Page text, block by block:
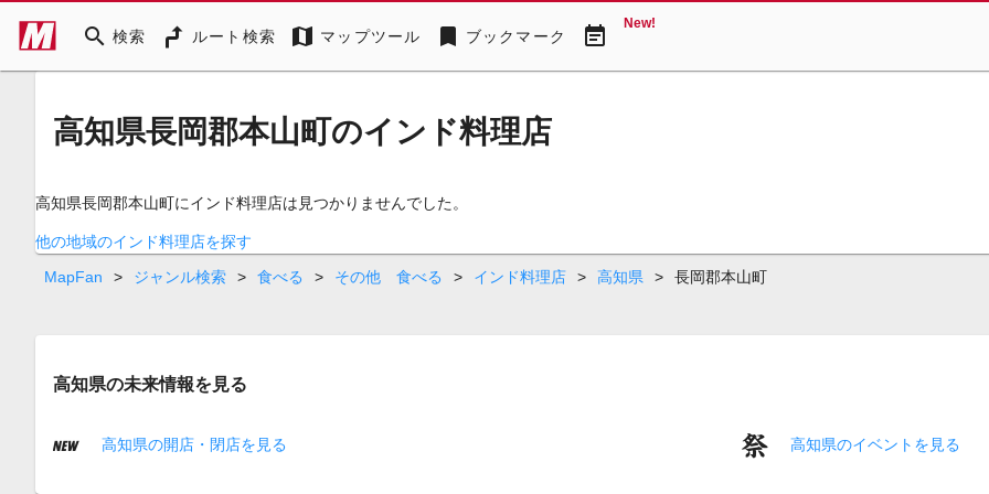
search 検索 ルート検索 map マップツール bookmark ブックマーク event_note New!
高知県長岡郡本山町のインド料理店
高知県長岡郡本山町にインド料理店は見つかりませんでした。
他の地域のインド料理店を探す
MapFan
> ジャンル検索 > 食べる > その他 食べる > インド料理店 > 高知県 > 長岡郡本山町
高知県の未来情報を見る
高知県の開店・閉店を見る 高知県のイベントを見る